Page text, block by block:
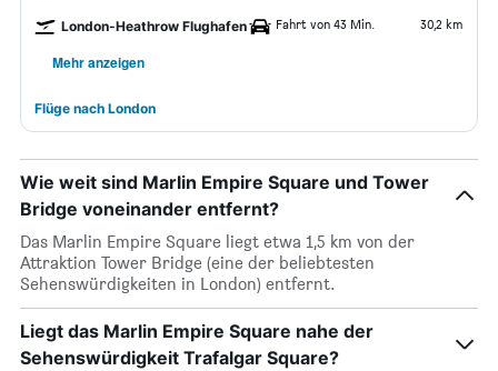
London-Heathrow Flughafen Fahrt von 43 Min. 30,2 km
Mehr anzeigen
Flüge nach London
Wie weit sind Marlin Empire Square und Tower
Bridge voneinander entfernt?
Das Marlin Empire Square liegt etwa 1,5 km von der
Attraktion Tower Bridge (eine der beliebtesten
Sehenswürdigkeiten in London) entfernt.
Liegt das Marlin Empire Square nahe der
Sehenswürdigkeit Trafalgar Square?